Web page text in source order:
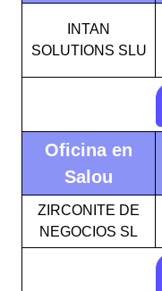
INTAN
SOLUTIONS SLU
Oficina en
Salou
ZIRCONITE DE
NEGOCIOS SL